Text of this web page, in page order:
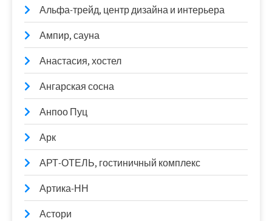
Альфа-трейд, центр дизайна и интерьера
Ампир, сауна
Анастасия, хостел
Ангарская сосна
Анпоо Пуц
Арк
АРТ-ОТЕЛЬ, гостиничный комплекс
Артика-НН
Астори